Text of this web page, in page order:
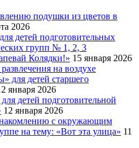
подушки из цветов в
2026
детей подготовительных
групп № 1, 2, 3
Колядки!» 15 января 2026
на воздухе
для детей старшего
января 2026
детей подготовительной
12 января 2026
с окружающим
на тему: «Вот эта улица» 11